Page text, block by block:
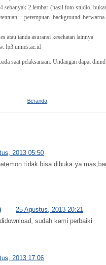
sebanyak 2 lembar (hasil foto studio,
: perempuan background
atau tanda asuransi kesehatan lainnya
lp3.unnes.ac.id
saat pelaksanaan. Undangan dapat
Beranda
2013 05:50
tidak bisa dibuka ya
25 Agustus, 2013 20:21
sudah kami perbaiki
2013 17:06